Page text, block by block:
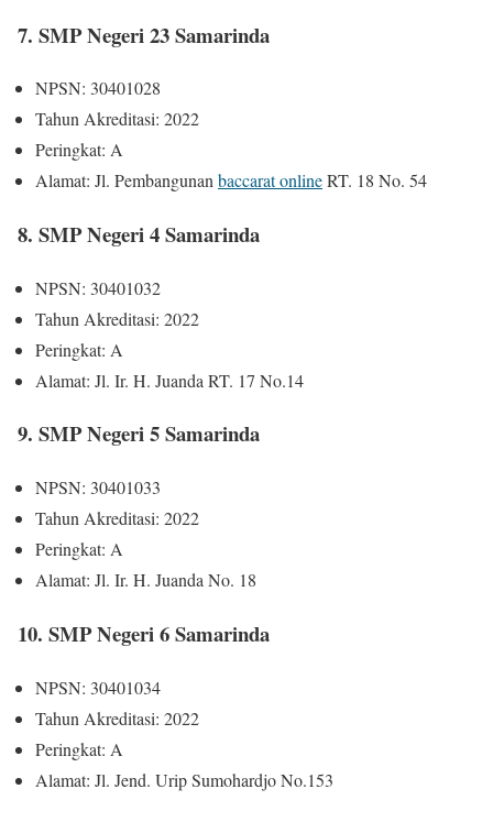
7. SMP Negeri 23 Samarinda
NPSN: 30401028
Tahun Akreditasi: 2022
Peringkat: A
Alamat: Jl. Pembangunanbaccarat onlineRT. 18 No. 54
8. SMP Negeri 4 Samarinda
NPSN: 30401032
Tahun Akreditasi: 2022
Peringkat: A
Alamat: Jl. Ir. H. Juanda RT. 17 No.14
9. SMP Negeri 5 Samarinda
NPSN: 30401033
Tahun Akreditasi: 2022
Peringkat: A
Alamat: Jl. Ir. H. Juanda No. 18
10. SMP Negeri 6 Samarinda
NPSN: 30401034
Tahun Akreditasi: 2022
Peringkat: A
Alamat: Jl. Jend. Urip Sumohardjo No.153